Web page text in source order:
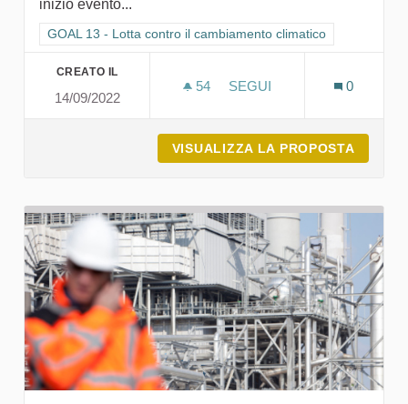
inizio evento...
Filtra i risultati per categoria: GOAL 13 - Lotta contro il
GOAL 13 - Lotta contro il cambiamento climatico
CREATO IL
14/09/2022
54 54 SOSTENITORI
SEGUI
0
VISUALIZZA LA PROPOSTA